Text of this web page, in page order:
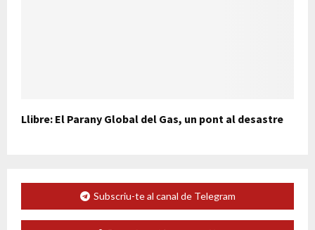
Llibre: El Parany Global del Gas, un pont al desastre
Subscriu-te al canal de Telegram